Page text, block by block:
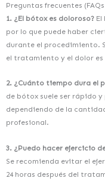
Preguntas frecuentes
1. ¿El bótox es doloroso?
por lo que puede haber
durante el procedimiento.
el tratamiento y el dolor es
2. ¿Cuánto tiempo dura el
de bótox suele ser rápido y
dependiendo de la
profesional.
3. ¿Puedo hacer ejercicio
Se recomienda evitar el
24 horas después del